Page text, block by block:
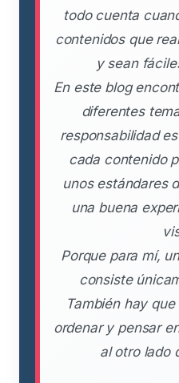
todo cuenta
contenidos que
y sean
En este blog
diferentes
responsabilidad
cada contenido
unos estándares
una buena
Porque para mí,
consiste
También hay
ordenar y pensar
al otro lado